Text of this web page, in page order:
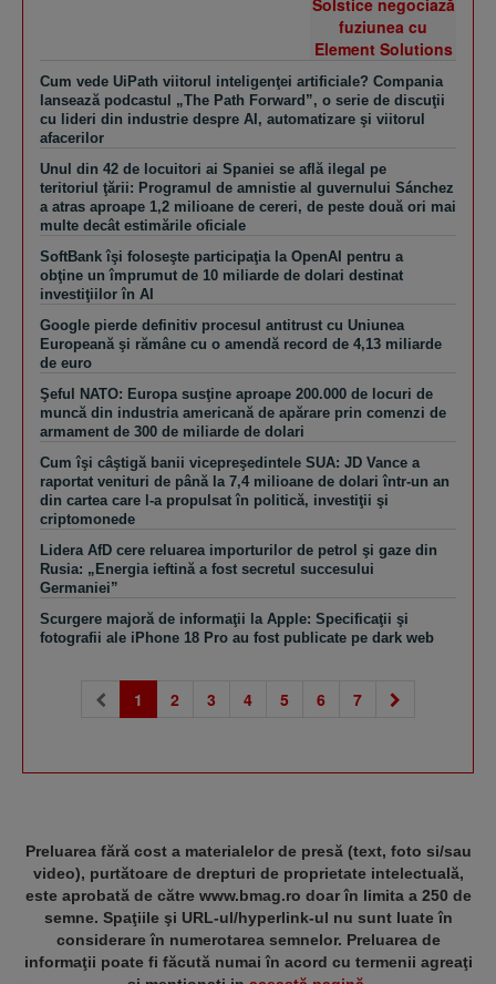
Cum vede UiPath viitorul inteligenţei artificiale? Compania
lansează podcastul „The Path Forward”, o serie de discuţii
cu lideri din industrie despre AI, automatizare şi viitorul
afacerilor
Unul din 42 de locuitori ai Spaniei se află ilegal pe
teritoriul ţării: Programul de amnistie al guvernului Sánchez
a atras aproape 1,2 milioane de cereri, de peste două ori mai
multe decât estimările oficiale
SoftBank îşi foloseşte participaţia la OpenAI pentru a
obţine un împrumut de 10 miliarde de dolari destinat
investiţiilor în AI
Google pierde definitiv procesul antitrust cu Uniunea
Europeană şi rămâne cu o amendă record de 4,13 miliarde
de euro
Şeful NATO: Europa susţine aproape 200.000 de locuri de
muncă din industria americană de apărare prin comenzi de
armament de 300 de miliarde de dolari
Cum îşi câştigă banii vicepreşedintele SUA: JD Vance a
raportat venituri de până la 7,4 milioane de dolari într-un an
din cartea care l-a propulsat în politică, investiţii şi
criptomonede
Lidera AfD cere reluarea importurilor de petrol şi gaze din
Rusia: „Energia ieftină a fost secretul succesului
Germaniei”
Scurgere majoră de informaţii la Apple: Specificaţii şi
fotografii ale iPhone 18 Pro au fost publicate pe dark web
1 (current)
2 3 4 5 6 7
Preluarea fără cost a materialelor de presă (text, foto si/sau
video), purtătoare de drepturi de proprietate intelectuală,
este aprobată de către www.bmag.ro doar în limita a 250 de
semne. Spaţiile şi URL-ul/hyperlink-ul nu sunt luate în
considerare în numerotarea semnelor. Preluarea de
informaţii poate fi făcută numai în acord cu termenii agreaţi